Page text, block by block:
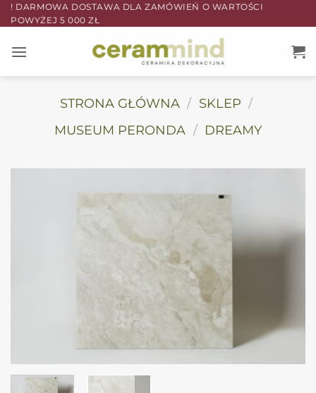
Przewiń
do
! DARMOWA DOSTAWA DLA ZAMÓWIEŃ O WARTOŚCI
POWYŻEJ 5 000 ZŁ
STRONA GŁÓWNA / SKLEP /
MUSEUM PERONDA / DREAMY